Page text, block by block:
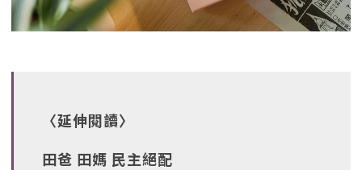
〈延伸閱讀〉
田爸 田媽 民主絕配